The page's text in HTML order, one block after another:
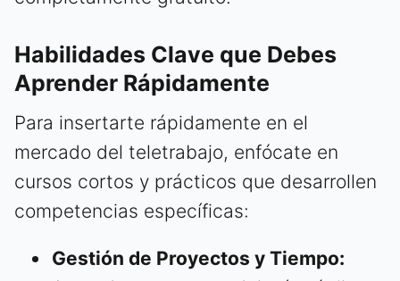
Habilidades Clave que Debes
Aprender Rápidamente
Para insertarte rápidamente en el
mercado del teletrabajo, enfócate en
cursos cortos y prácticos que desarrollen
competencias específicas:
Gestión de Proyectos y Tiempo: